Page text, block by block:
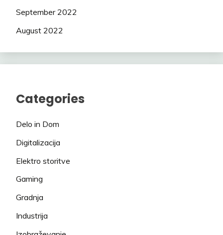
September 2022
August 2022
Categories
Delo in Dom
Digitalizacija
Elektro storitve
Gaming
Gradnja
Industrija